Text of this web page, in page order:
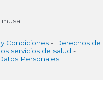
Condiciones - Derechos de
servicios de salud -
Personales